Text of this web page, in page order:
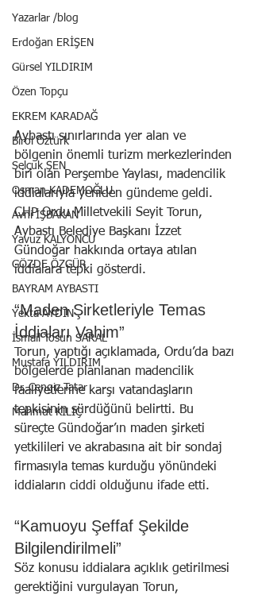
Yazarlar /blog
Erdoğan ERİŞEN
Gürsel YILDIRIM
Özen Topçu
EKREM KARADAĞ
Birol Öztürk
Selçuk ŞEN
Osman KADEMOĞLU
Avni İŞBAKAN
Yavuz KALYONCU
GÖZDE ÖZGÜR
BAYRAM AYBASTI
Yekta AYDIN
İsmail Tosun SARAL
Mustafa YILDIRIM
Dr. Cengiz Tatar
Mahmut KILIÇ
Aybastı sınırlarında yer alan ve
bölgenin önemli turizm merkezlerinden
biri olan Perşembe Yaylası, madencilik
iddialarıyla yeniden gündeme geldi.
CHP Ordu Milletvekili Seyit Torun,
Aybastı Belediye Başkanı İzzet
Gündoğar hakkında ortaya atılan
iddialara tepki gösterdi.
“Maden Şirketleriyle Temas
İddiaları Vahim”
Torun, yaptığı açıklamada, Ordu’da bazı
bölgelerde planlanan madencilik
faaliyetlerine karşı vatandaşların
tepkisinin sürdüğünü belirtti. Bu
süreçte Gündoğar’ın maden şirketi
yetkilileri ve akrabasına ait bir sondaj
firmasıyla temas kurduğu yönündeki
iddiaların ciddi olduğunu ifade etti.
“Kamuoyu Şeffaf Şekilde
Bilgilendirilmeli”
Söz konusu iddialara açıklık getirilmesi
gerektiğini vurgulayan Torun,